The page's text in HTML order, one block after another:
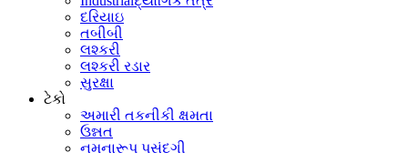
દરિયાઇ
તબીબી
લશ્કરી
લશ્કરી રડાર
સુરક્ષા
ટેકો
અમારી તકનીકી ક્ષમતા
ઉન્નત
નમૂનારૂપ પસંદગી